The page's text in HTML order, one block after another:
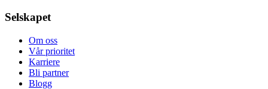
Selskapet
Om oss
Vår prioritet
Karriere
Bli partner
Blogg